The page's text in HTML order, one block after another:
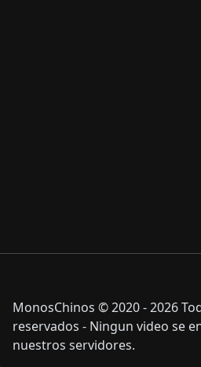
MonosChinos © 2020 - 2026
reservados - Ningun video se
nuestros servidores.